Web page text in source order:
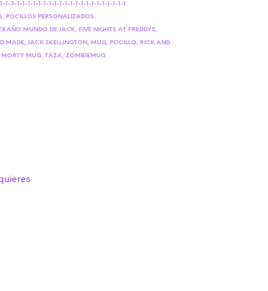
3-1-1-1-1-1-1-1-1-1-1-1-1-1-1-1-1-1-1-1-1-1
, POCILLOS PERSONALIZADOS
MUNDO DE JACK, FIVE NIGHTS AT FREDDYS,
MADE,JACK SKELLINGTON , MUG, POCILLO, RICK AND
MORTY MUG,TAZA,ZOMBIEMUG